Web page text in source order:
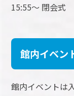
15:55～ 閉会式
館内イベン
館内イベントは